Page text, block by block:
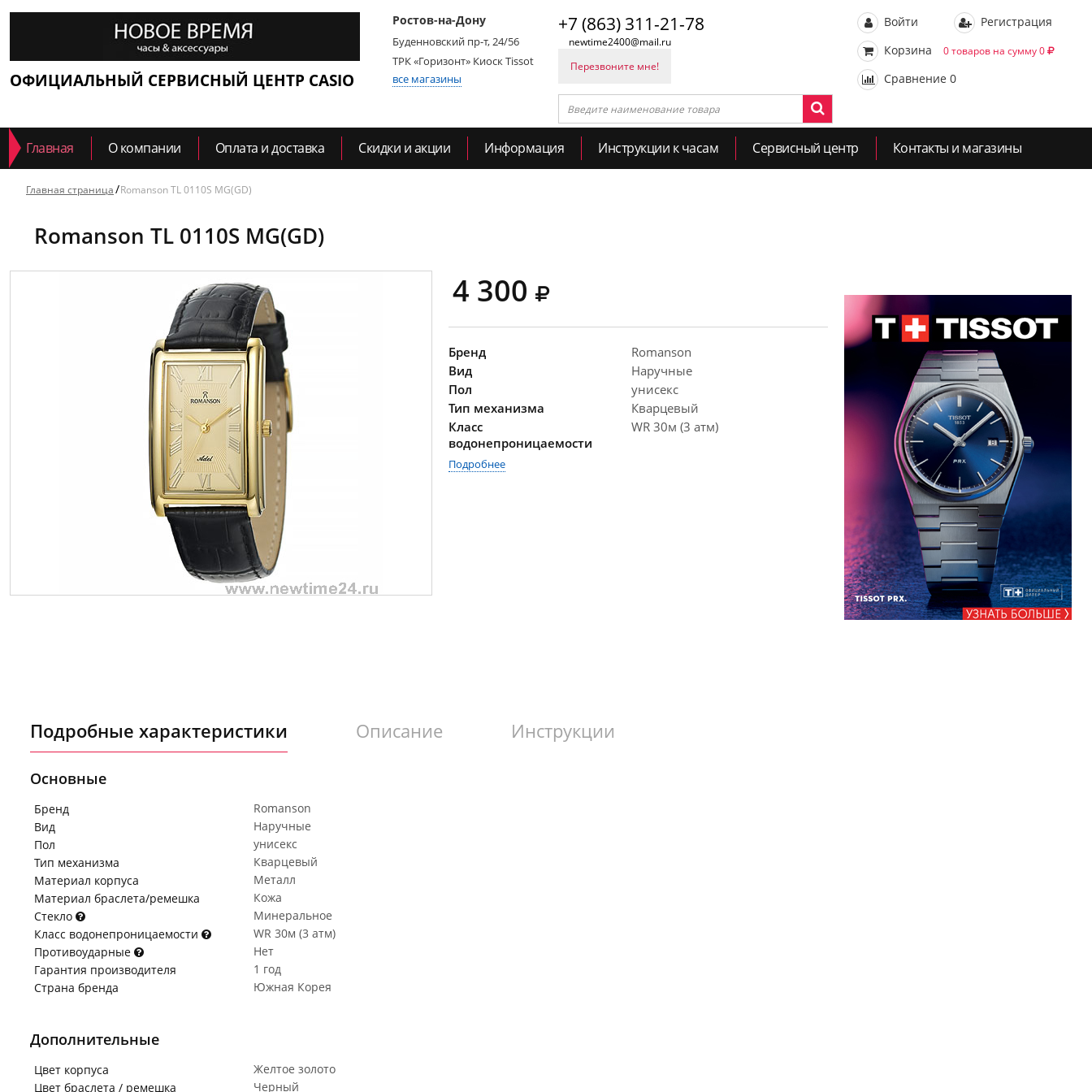
ОФИЦИАЛЬНЫЙ СЕРВИСНЫЙ ЦЕНТР CASIO
Ростов-на-Дону
Буденновский пр-т, 24/56
ТРК «Горизонт» Киоск Tissot
все магазины
+7 (863) 311-21-78
newtime2400@mail.ru
Перезвоните мне!
Войти
Регистрация
Корзина
0 товаров на сумму 0
Сравнение 0
Главная О компании Оплата и доставка Скидки и акции Информация Инструкции к часам Сервисный центр Контакты и магазины
Главная страница Romanson TL 0110S MG(GD)
Romanson TL 0110S MG(GD)
4 300
Бренд
Romanson
Вид
Наручные
Пол
унисекс
Тип механизма
Кварцевый
Класс
водонепроницаемости
WR 30м (3 атм)
Подробнее
Подробные характеристики Описание Инструкции
Основные
Бренд
Romanson
Вид
Наручные
Пол
унисекс
Тип механизма
Кварцевый
Материал корпуса
Металл
Материал браслета/ремешка
Кожа
Стекло
Минеральное
Класс водонепроницаемости
WR 30м (3 атм)
Противоударные
Нет
Гарантия производителя
1 год
Страна бренда
Южная Корея
Дополнительные
Цвет корпуса
Желтое золото
Цвет браслета / ремешка
Черный